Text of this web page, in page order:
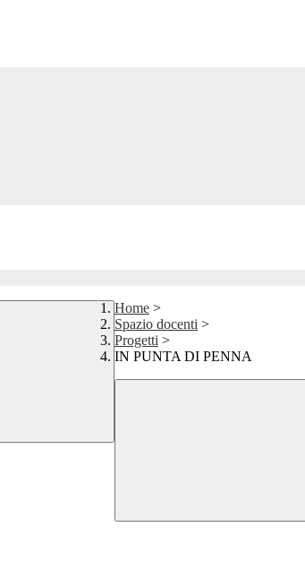
Home >
Spazio docenti >
Progetti >
IN PUNTA DI PENNA